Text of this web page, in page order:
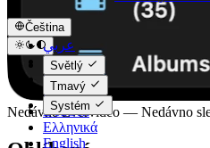
Čeština
عربي
Català
Čeština
Dansk
Deutsch
Ελληνικά
English
Světlý
Tmavý
Systém
Nedávné Evervideo — Nedávno